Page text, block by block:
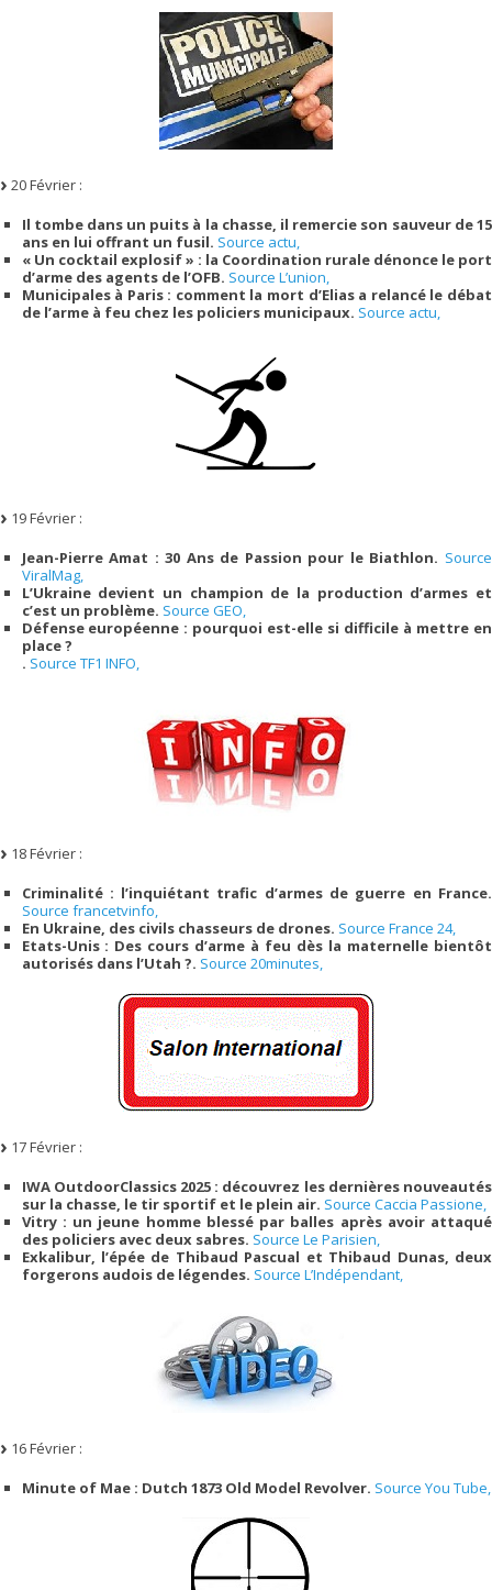
20 Février :
Il tombe dans un puits à la chasse, il remercie son sauveur de 15
ans en lui offrant un fusil. Source actu,
« Un cocktail explosif » : la Coordination rurale dénonce le port
d’arme des agents de l’OFB. Source L’union,
Municipales à Paris : comment la mort d’Elias a relancé le débat
de l’arme à feu chez les policiers municipaux. Source actu,
19 Février :
Jean-Pierre Amat : 30 Ans de Passion pour le Biathlon. Source
ViralMag,
L’Ukraine devient un champion de la production d’armes et
c’est un problème. Source GEO,
Défense européenne : pourquoi est-elle si difficile à mettre en
place ?
. Source TF1 INFO,
18 Février :
Criminalité : l’inquiétant trafic d’armes de guerre en France.
Source francetvinfo,
En Ukraine, des civils chasseurs de drones. Source France 24,
Etats-Unis : Des cours d’arme à feu dès la maternelle bientôt
autorisés dans l’Utah ?. Source 20minutes,
17 Février :
IWA OutdoorClassics 2025 : découvrez les dernières nouveautés
sur la chasse, le tir sportif et le plein air. Source Caccia Passione,
Vitry : un jeune homme blessé par balles après avoir attaqué
des policiers avec deux sabres. Source Le Parisien,
Exkalibur, l’épée de Thibaud Pascual et Thibaud Dunas, deux
forgerons audois de légendes. Source L’Indépendant,
16 Février :
Minute of Mae : Dutch 1873 Old Model Revolver. Source You Tube,